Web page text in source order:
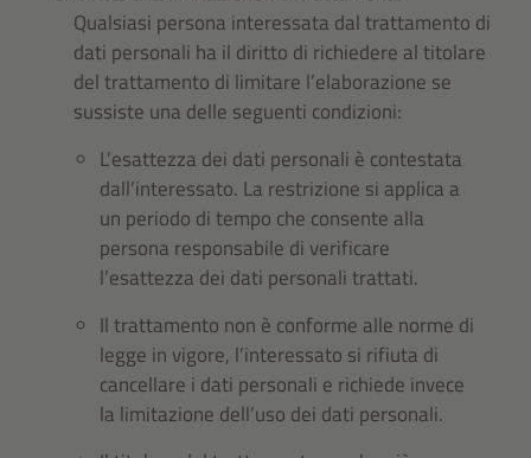
Qualsiasi persona interessata dal trattamento di
dati personali ha il diritto di richiedere al titolare
del trattamento di limitare l’elaborazione se
sussiste una delle seguenti condizioni:
L’esattezza dei dati personali è contestata
dall’interessato. La restrizione si applica a
un periodo di tempo che consente alla
persona responsabile di verificare
l’esattezza dei dati personali trattati.
Il trattamento non è conforme alle norme di
legge in vigore, l’interessato si rifiuta di
cancellare i dati personali e richiede invece
la limitazione dell’uso dei dati personali.